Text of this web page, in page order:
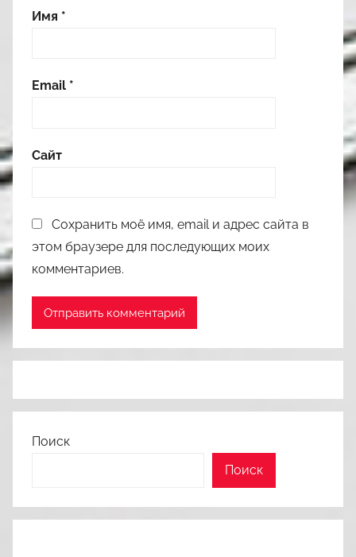
Имя *
Email *
Сайт
Сохранить моё имя, email и адрес сайта в
этом браузере для последующих моих
комментариев.
Поиск
Поиск